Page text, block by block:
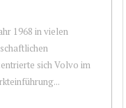
1968 in vielen
sich Volvo im